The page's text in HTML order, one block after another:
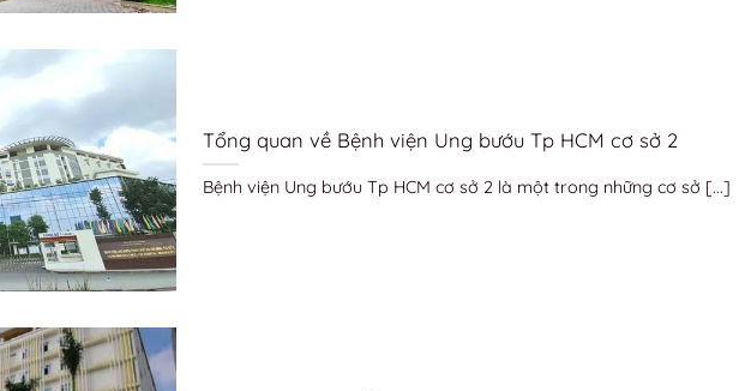
Tổng quan về Bệnh viện Ung bướu Tp HCM cơ sở 2
Bệnh viện Ung bướu Tp HCM cơ sở 2 là một trong những cơ sở [...]